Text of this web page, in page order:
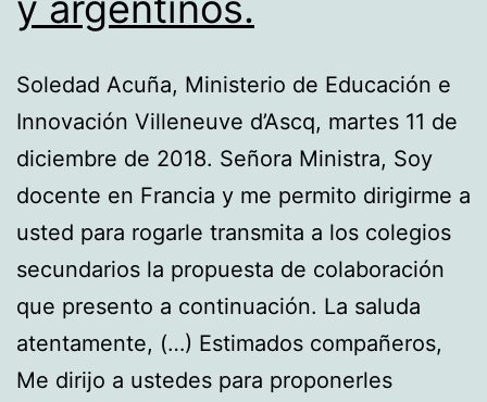
Soledad Acuña, Ministerio de Educación e
Innovación Villeneuve d’Ascq, martes 11 de
diciembre de 2018. Señora Ministra, Soy
docente en Francia y me permito dirigirme a
usted para rogarle transmita a los colegios
secundarios la propuesta de colaboración
que presento a continuación. La saluda
atentamente, (…) Estimados compañeros,
Me dirijo a ustedes para proponerles